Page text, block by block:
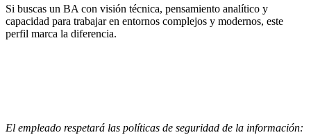
Si buscas un BA con visión técnica, pensamiento analítico y
capacidad para trabajar en entornos complejos y modernos, este
perfil marca la diferencia.
El empleado respetará las políticas de seguridad de la información: